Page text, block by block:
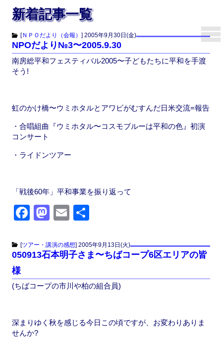
新着記事一覧
[ＮＰＯだより（会報） ] 2005年9月30日(金)
NPOだより№3〜2005.9.30
南房総平和フェスティバル2005〜子どもたちに平和を手渡
そう!
虹のかけ橋〜ウミホタルとアワビがむすんだ日米交流=報告
・合唱組曲『ウミホタル〜コスモブルーは平和の色』初演
コンサート
・ライドンツアー
「戦後60年」平和事業を振り返って
F
c
e
b
o
k
M
st
o
d
o
E
ail
[ツアー・講演の感想] 2005年9月13日(火)
050913石本明子さま〜ちばコープ6区エリアの皆
様
(ちばコープの市川や柏の組合員)
深まりゆく秋を感じる今日この頃ですが、お変わりありま
せんか?